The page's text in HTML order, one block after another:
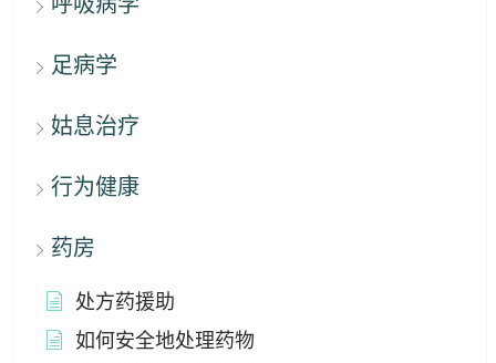
足病学
姑息治疗
行为健康
药房
处方药援助
如何安全地处理药物